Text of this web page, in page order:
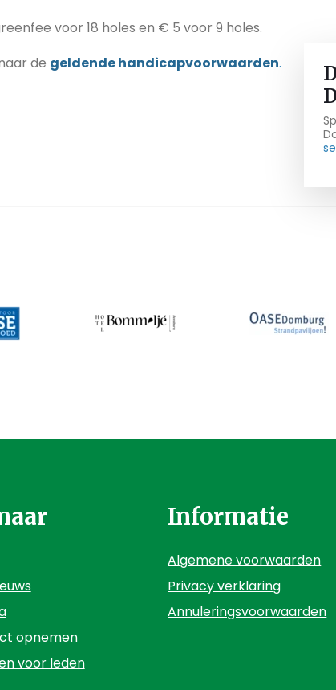
voor 18 holes en € 5 voor 9 holes.
de geldende handicapvoorwaarden.
opnemen
voor leden
Informatie
Algemene voorwaarden
Privacy verklaring
Annuleringsvoorwaarden